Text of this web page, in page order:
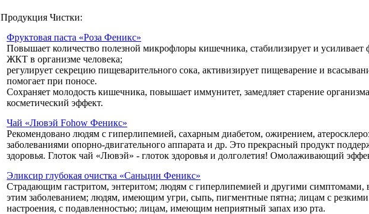
Продукция Чистки:
Фруктовая паста «Роза Феникс»
Повышает количество полезной микрофлоры кишечника, стабилизирует и усиливает
ЖКТ в организме человека;
регулирует секрецию пищеварительного сока, активизирует пищеварение и
помогает при поносе.
Сохраняет молодость кишечника, повышает иммунитет, замедляет старение
косметический эффект.
Чай «Лювэй Fohow Феникс»
Рекомендовано людям с гиперлипемией, сахарным диабетом, ожирением,
заболеваниями опорно-двигательного аппарата и др. Это прекрасный продукт
здоровья. Глоток чай «Лювэй» - глоток здоровья и долголетия! Омолаживающий
Эликсир глубокая очистка «Саньцин Феникс»
Страдающим гастритом, энтеритом; людям с гиперлипемией и другими симптомами,
этим заболеванием; людям, имеющим угри, сыпь, пигментные пятна; лицам с
настроения, с подавленностью; лицам, имеющим неприятный запах изо рта.